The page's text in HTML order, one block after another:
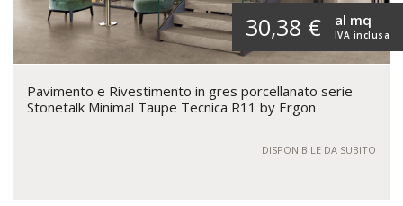
30,38 € IVA inclusa
al mq
Pavimento e Rivestimento in gres porcellanato serie
Stonetalk Minimal Taupe Tecnica R11 by Ergon
DISPONIBILE DA SUBITO